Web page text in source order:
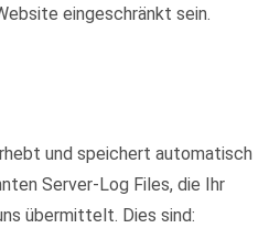
eingeschränkt sein.
und speichert automatisch
Server-Log Files, die Ihr
übermittelt. Dies sind: